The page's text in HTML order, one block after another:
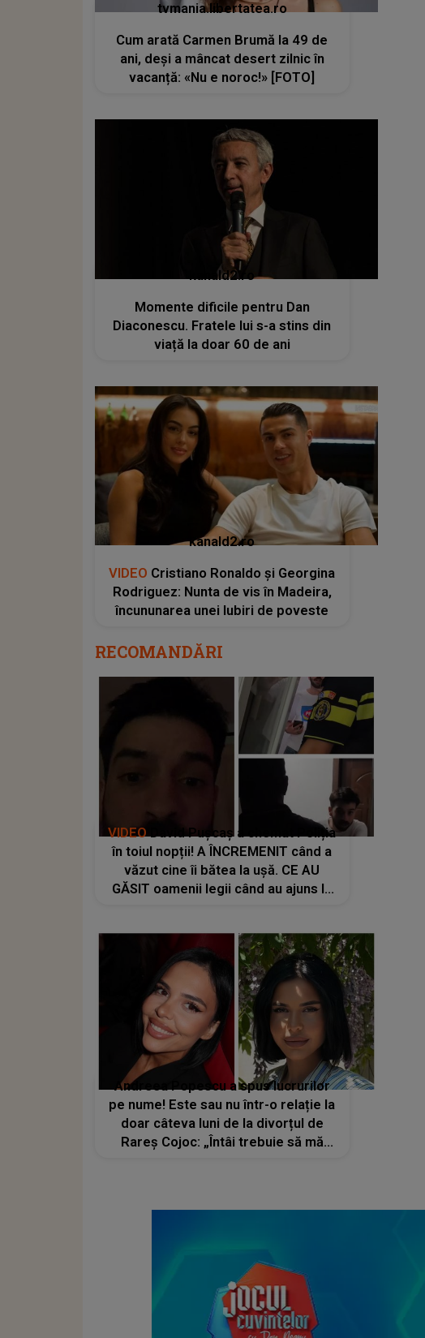
tvmania.libertatea.ro
Cum arată Carmen Brumă la 49 de
ani, deși a mâncat desert zilnic în
vacanță: «Nu e noroc!» [FOTO]
kanald2.ro
Momente dificile pentru Dan
Diaconescu. Fratele lui s-a stins din
viață la doar 60 de ani
kanald2.ro
VIDEO Cristiano Ronaldo și Georgina
Rodriguez: Nunta de vis în Madeira,
încununarea unei Iubiri de poveste
RECOMANDĂRI
VIDEO David Pușcaș a chemat Poliția
în toiul nopții! A ÎNCREMENIT când a
văzut cine îi bătea la ușă. CE AU
GĂSIT oamenii legii când au ajuns la
o să..."
Andreea Popescu a spus lucrurilor
pe nume! Este sau nu într-o relație la
doar câteva luni de la divorțul de
Rareș Cojoc: „Întâi trebuie să mă